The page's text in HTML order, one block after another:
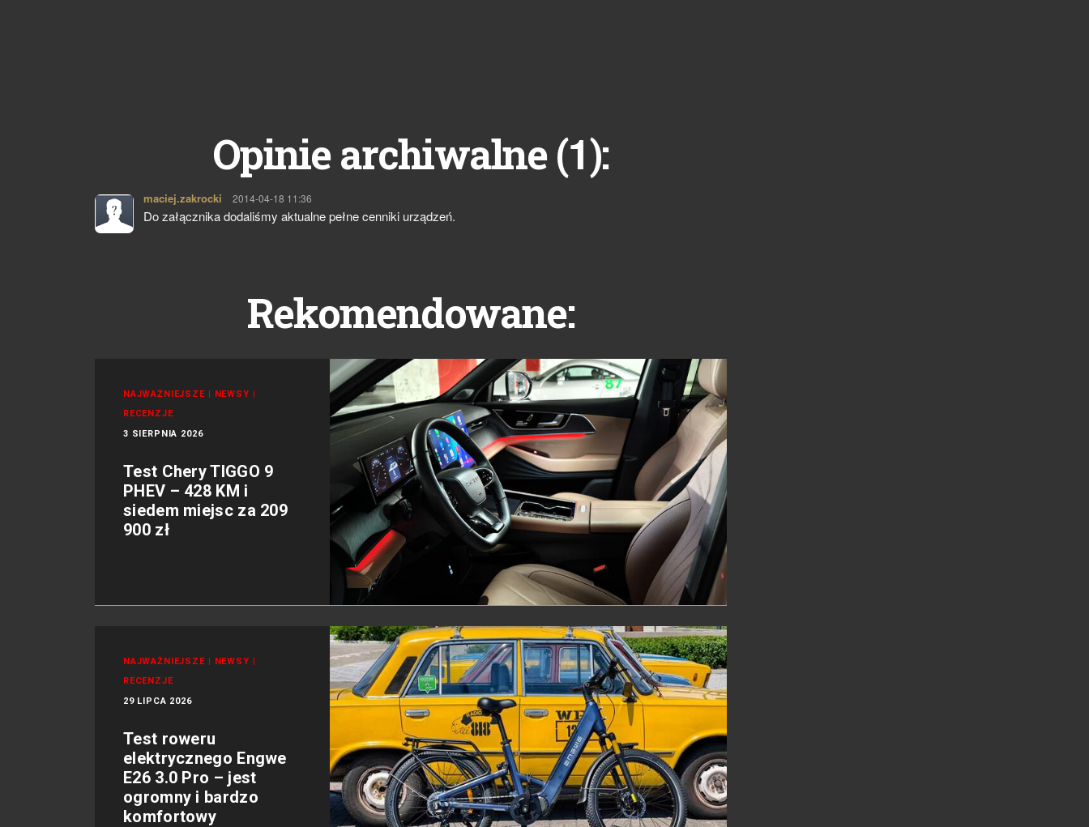
Opinie archiwalne (1):
maciej.zakrocki pisze:
2014-04-18 11:36
Do załącznika dodaliśmy aktualne pełne cenniki urządzeń.
Rekomendowane:
NAJWAŻNIEJSZE | NEWSY |
RECENZJE
3 SIERPNIA 2026
Test Chery TIGGO 9
PHEV – 428 KM i
siedem miejsc za 209
900 zł
NAJWAŻNIEJSZE | NEWSY |
RECENZJE
29 LIPCA 2026
Test roweru
elektrycznego Engwe
E26 3.0 Pro – jest
ogromny i bardzo
komfortowy